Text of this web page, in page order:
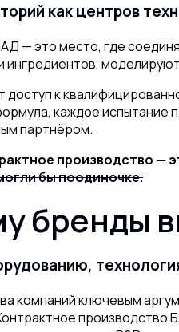
как центров
— это место, где
ингредиентов,
доступ к
каждое испытание
партнёром.
производство —
бы поодиночке.
бренды
компаний ключевым
производство